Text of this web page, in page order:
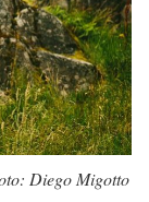
Diego Migotto